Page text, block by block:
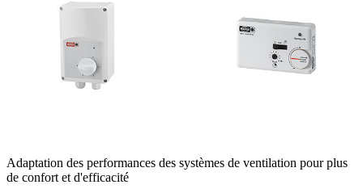
Adaptation des performances des systèmes de ventilation pour plus
de confort et d'efficacité